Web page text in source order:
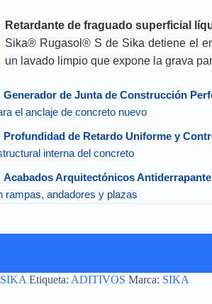
Retardante de fraguado superficial
Sika® Rugasol® S de Sika detiene el
un lavado limpio que expone la grava
Generador de Junta de Construcción
el anclaje de concreto nuevo
Profundidad de Retardo Uniforme y
interna del concreto
Acabados Arquitectónicos
rampas, andadores y plazas
SIKA Etiqueta: ADITIVOS Marca: SIKA